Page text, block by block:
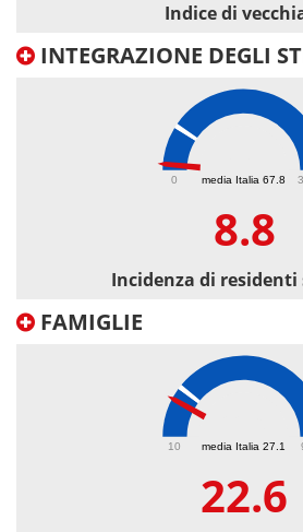
Indice di
INTEGRAZIONE DEGLI
media Italia 67.8
0
8.8
Incidenza di
FAMIGLIE
media Italia 27.1
10
22.6